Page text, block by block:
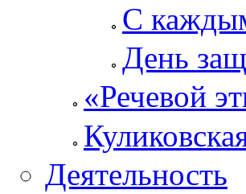
С
День
«Речевой
Деятельность